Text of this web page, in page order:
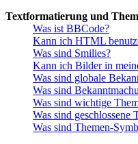
Textformatierung und
Was ist BBCode?
Kann ich HTML
Was sind Smilies?
Kann ich Bilder in
Was sind globale
Was sind
Was sind wichtige
Was sind geschlossene
Was sind Themen-